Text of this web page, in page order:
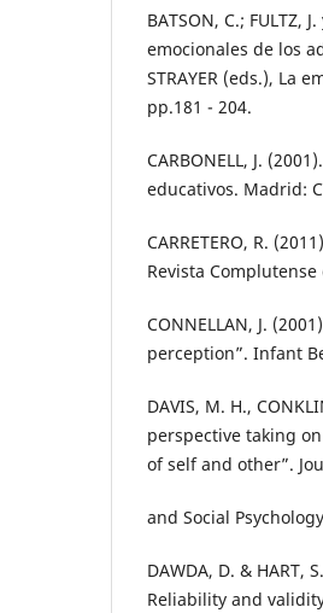
BATSON, C.; FULTZ,
emocionales de los
STRAYER (eds.), La
pp.181 - 204.
CARBONELL, J.
educativos. Madrid:
CARRETERO, R.
Revista Complutense
CONNELLAN, J.
perception”. Infant
DAVIS, M. H.,
perspective taking
of self and other”.
and Social
DAWDA, D. & HART,
Reliability and